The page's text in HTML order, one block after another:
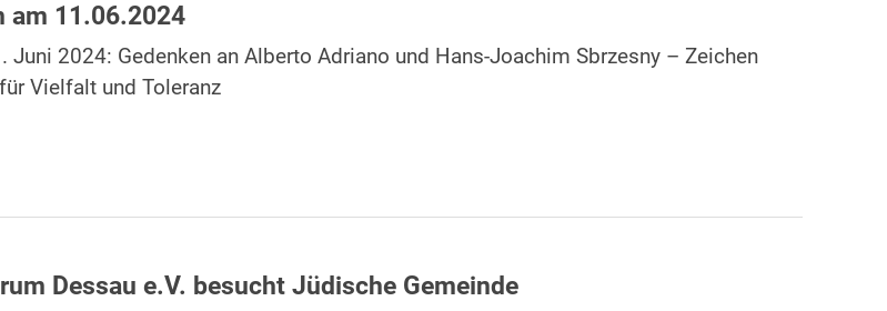
am 11.06.2024
Juni 2024: Gedenken an Alberto Adriano und Hans-Joachim Sbrzesny – Zeichen
Vielfalt und Toleranz
Dessau e.V. besucht Jüdische Gemeinde